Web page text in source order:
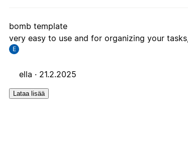
bomb template
very easy to use and for organizing your
E
ella · 21.2.2025
Lataa lisää